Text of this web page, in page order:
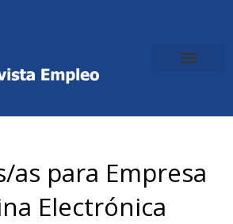
as para Empresa
Electrónica